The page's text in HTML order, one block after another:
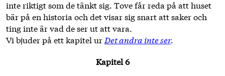
inte riktigt som de tänkt sig. Tove får reda på att huset
bär på en historia och det visar sig snart att saker och
ting inte är vad de ser ut att vara.
Vi bjuder på ett kapitel ur Det andra inte ser.
Kapitel 6